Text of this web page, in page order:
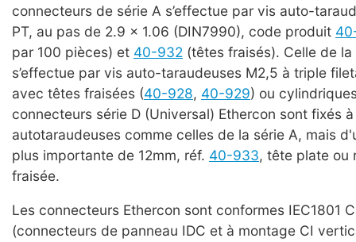
connecteurs de série A s’effectue par vis auto-
PT, au pas de 2.9 x 1.06 (DIN7990), code produit
par 100 pièces) et 40-932 (têtes fraisés). Celle de la
s’effectue par vis auto-taraudeuses M2,5 à triple
avec têtes fraisées (40-928, 40-929) ou
connecteurs série D (Universal) Ethercon sont fixés
autotaraudeuses comme celles de la série A, mais
plus importante de 12mm, réf. 40-933, tête plate ou
fraisée.
Les connecteurs Ethercon sont conformes IEC1801
(connecteurs de panneau IDC et à montage CI